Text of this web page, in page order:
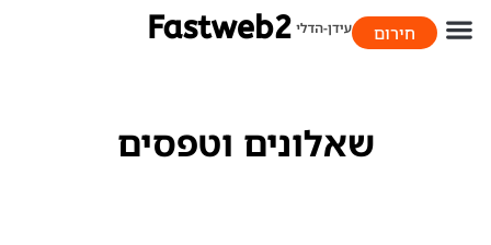
חירום
שאלונים וטפסים